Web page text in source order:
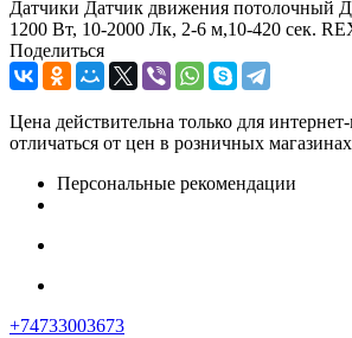
Датчики Датчик движения потолочный
1200 Вт, 10-2000 Лк, 2-6 м,10-420 сек.
Поделиться
Цена действительна только для
отличаться от цен в розничных магазинах
Персональные рекомендации
+74733003673